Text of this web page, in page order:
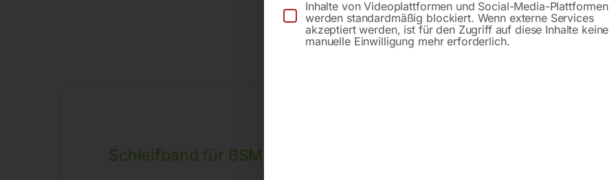
Schleifband für BSM
Inhalte von Videoplattformen und Social-Media-Plattformen
werden standardmäßig blockiert. Wenn externe Services
akzeptiert werden, ist für den Zugriff auf diese Inhalte keine
manuelle Einwilligung mehr erforderlich.